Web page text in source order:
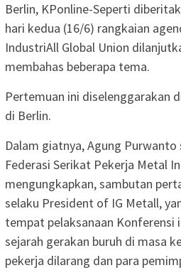
Berlin, KPonline-Seperti
hari kedua (16/6) rangkaian
IndustriAll Global Union
membahas beberapa tema.
Pertemuan ini diselenggarakan
di Berlin.
Dalam giatnya, Agung
Federasi Serikat Pekerja Metal
mengungkapkan, sambutan
selaku President of IG Metall,
tempat pelaksanaan Konferensi
sejarah gerakan buruh di masa
pekerja dilarang dan para